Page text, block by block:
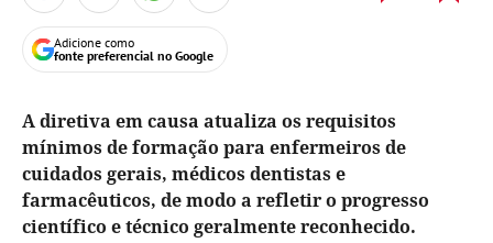
Adicione como
fonte preferencial no Google
A diretiva em causa atualiza os requisitos
mínimos de formação para enfermeiros de
cuidados gerais, médicos dentistas e
farmacêuticos, de modo a refletir o progresso
científico e técnico geralmente reconhecido.